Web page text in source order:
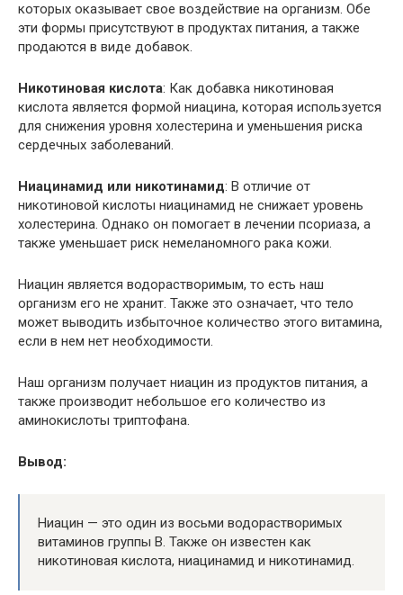
которых оказывает свое воздействие на организм. Обе
эти формы присутствуют в продуктах питания, а также
продаются в виде добавок.
Никотиновая кислота: Как добавка никотиновая
кислота является формой ниацина, которая используется
для снижения уровня холестерина и уменьшения риска
сердечных заболеваний.
Ниацинамид или никотинамид: В отличие от
никотиновой кислоты ниацинамид не снижает уровень
холестерина. Однако он помогает в лечении псориаза, а
также уменьшает риск немеланомного рака кожи.
Ниацин является водорастворимым, то есть наш
организм его не хранит. Также это означает, что тело
может выводить избыточное количество этого витамина,
если в нем нет необходимости.
Наш организм получает ниацин из продуктов питания, а
также производит небольшое его количество из
аминокислоты триптофана.
Вывод:
Ниацин — это один из восьми водорастворимых
витаминов группы В. Также он известен как
никотиновая кислота, ниацинамид и никотинамид.